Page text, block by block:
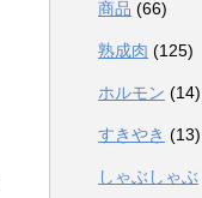
商品 (66)
熟成肉 (125)
ホルモン (14)
すきやき (13)
しゃぶしゃぶ